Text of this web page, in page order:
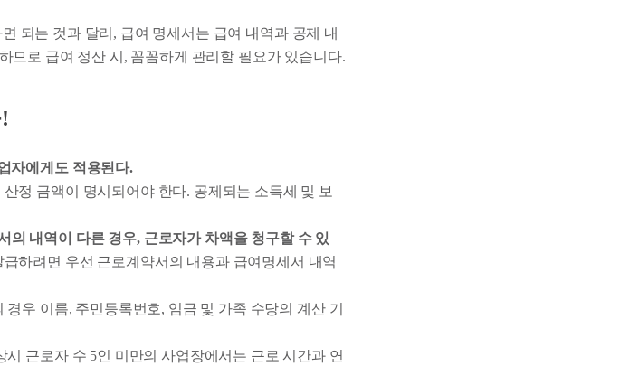
되는 것과 달리, 급여 명세서는 급여 내역과 공제 내
므로 급여 정산 시, 꼼꼼하게 관리할 필요가 있습니다.
자에게도 적용된다.
정 금액이 명시되어야 한다. 공제되는 소득세 및 보
의 내역이 다른 경우, 근로자가 차액을 청구할 수 있
하려면 우선 근로계약서의 내용과 급여명세서 내역
우 이름, 주민등록번호, 임금 및 가족 수당의 계산 기
근로자 수 5인 미만의 사업장에서는 근로 시간과 연